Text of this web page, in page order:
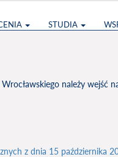
STUDIA
należy wejść
z dnia 15 października